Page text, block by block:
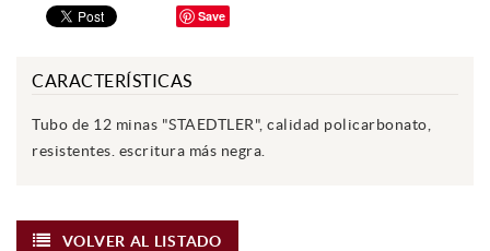
Save
CARACTERÍSTICAS
Tubo de 12 minas "STAEDTLER", calidad policarbonato,
resistentes. escritura más negra.
VOLVER AL LISTADO